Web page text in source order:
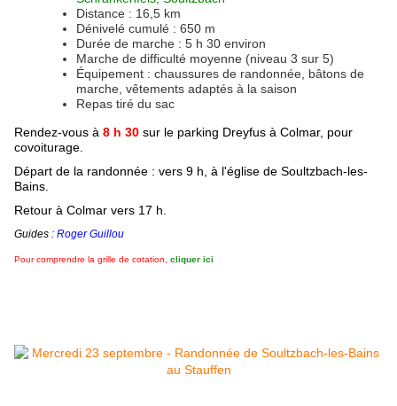
Distance : 16,5 km
Dénivelé cumulé : 650 m
Durée de marche : 5 h 30 environ
Marche de difficulté moyenne (niveau 3 sur 5)
Équipement : chaussures de randonnée, bâtons de
marche, vêtements adaptés à la saison
Repas tiré du sac
Rendez-vous à 8 h 30 sur le parking Dreyfus à Colmar, pour
covoiturage.
Départ de la randonnée : vers 9 h, à l'église de Soultzbach-les-
Bains.
Retour à Colmar vers 17 h.
Guides : Roger Guillou
Pour comprendre la grille de cotation, cliquer ici